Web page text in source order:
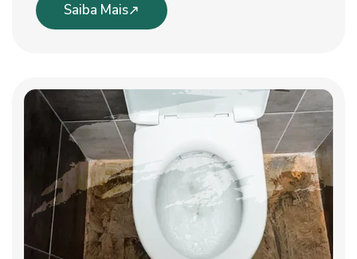
Saiba Mais